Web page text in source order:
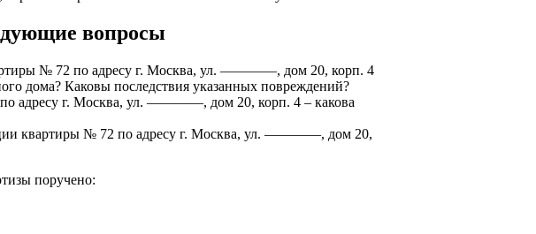
вопросы
№ 72 по адресу г. Москва, ул. ————, дом 20, корп. 4
дома? Каковы последствия указанных повреждений?
адресу г. Москва, ул. ————, дом 20, корп. 4 – какова
квартиры № 72 по адресу г. Москва, ул. ————, дом 20,
поручено: